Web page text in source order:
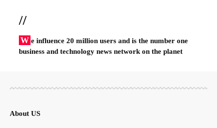
//
W e influence 20 million users and is the number one
business and technology news network on the planet
About US